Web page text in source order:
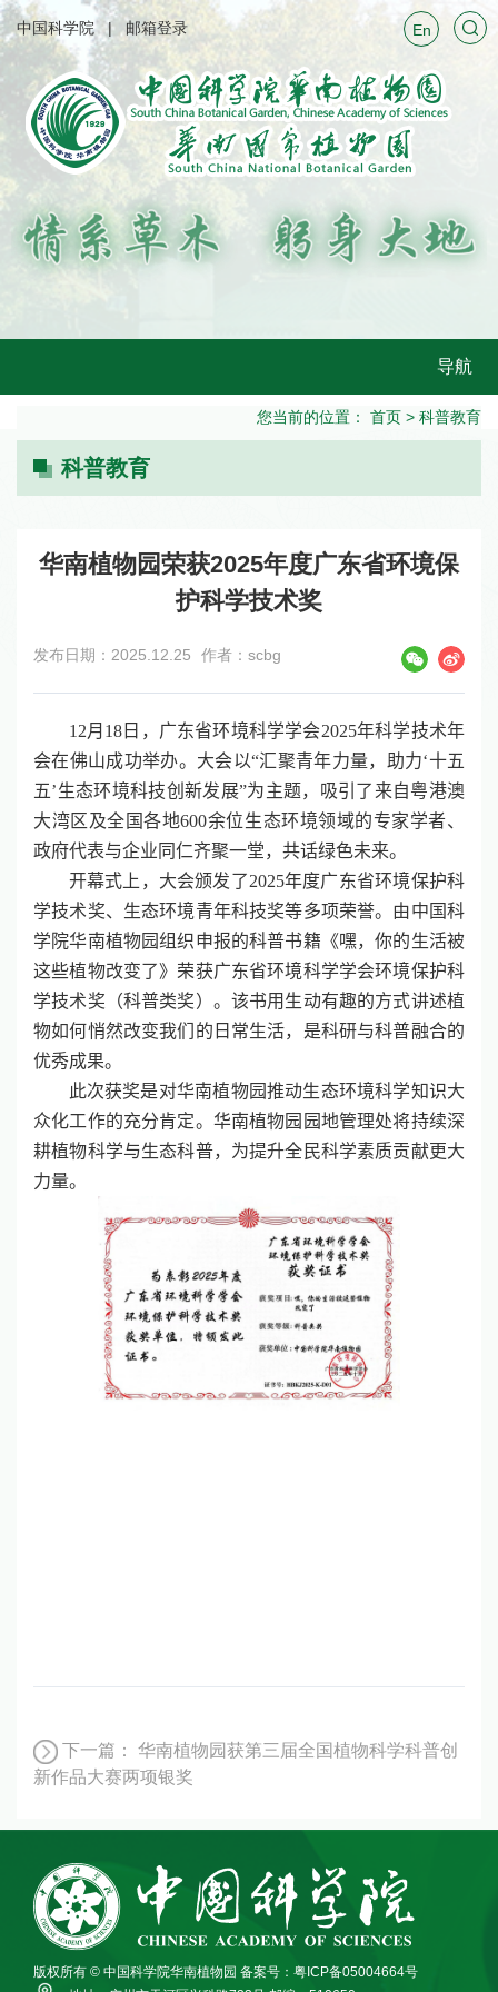
中国科学院 邮箱登录 En
导航
您当前的位置： 首页 > 科普教育
科普教育
华南植物园荣获2025年度广东省环境保
护科学技术奖
发布日期：2025.12.25 作者：scbg
12月 18 日，广东省环境科学学会2025年科学技术年
会在佛山成功举办。大会以“汇聚青年力量，助力‘十五
五’生态环境科技创新发展”为主题，吸引了来自粤港澳
大湾区及全国各地600余位生态环境领域的专家学者、
政府代表与企业同仁齐聚一堂，共话绿色未来。
开幕式上，大会颁发了2025年度广东省环境保护科
学技术奖、生态环境青年科技奖等多项荣誉。由中国科
学院华南植物园组织申报的科普书籍《嘿，你的生活被
这些植物改变了》荣获广东省环境科学学会环境保护科
学技术奖（科普类奖）。该书用生动有趣的方式讲述植
物如何悄然改变我们的日常生活，是科研与科普融合的
优秀成果。
此次获奖是对华南植物园推动生态环境科学知识大
众化工作的充分肯定。华南植物园园地管理处将持续深
耕植物科学与生态科普，为提升全民科学素质贡献更大
力量。
下一篇：
华南植物园获第三届全国植物科学科普创
新作品大赛两项银奖
版权所有 © 中国科学院华南植物园 备案号：粤ICP备05004664号